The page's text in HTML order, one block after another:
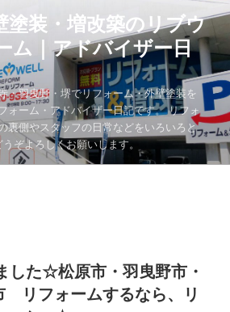
装・増改築のリブウ
ム｜アドバイザー日
・羽曳野・堺でリフォーム・外壁塗装を
ォーム・アドバイザー日記です。 リフォ
裏側やスタッフの日常などをいろいろと
ぞよろしくお願いします。
した☆松原市・羽曳野市・
リフォームするなら、リ